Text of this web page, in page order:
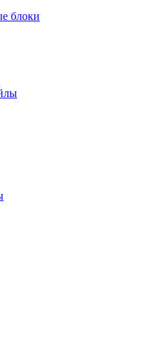
блоки